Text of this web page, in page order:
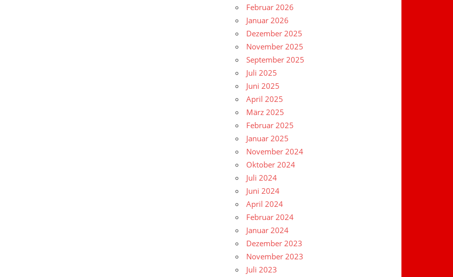
Februar 2026
Januar 2026
Dezember 2025
November 2025
September 2025
Juli 2025
Juni 2025
April 2025
März 2025
Februar 2025
Januar 2025
November 2024
Oktober 2024
Juli 2024
Juni 2024
April 2024
Februar 2024
Januar 2024
Dezember 2023
November 2023
Juli 2023